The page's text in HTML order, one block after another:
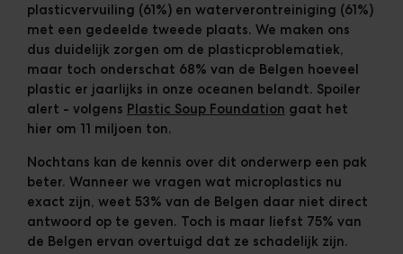
plasticvervuiling (61%) en waterverontreiniging (61%)
met een gedeelde tweede plaats. We maken ons
dus duidelijk zorgen om de plasticproblematiek,
maar toch onderschat 68% van de Belgen hoeveel
plastic er jaarlijks in onze oceanen belandt. Spoiler
alert - volgens Plastic Soup Foundation gaat het
hier om 11 miljoen ton.
Nochtans kan de kennis over dit onderwerp een pak
beter. Wanneer we vragen wat microplastics nu
exact zijn, weet 53% van de Belgen daar niet direct
antwoord op te geven. Toch is maar liefst 75% van
de Belgen ervan overtuigd dat ze schadelijk zijn.